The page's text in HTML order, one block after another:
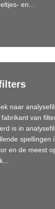
en...
naar
van
is in
spellingen
en de meest